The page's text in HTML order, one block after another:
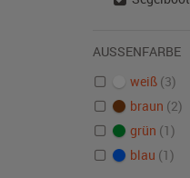
AUSSENFARBE
weiß (3)
braun (2)
grün (1)
blau (1)